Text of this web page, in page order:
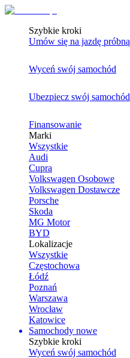
Szybkie kroki
Umów się na jazdę próbną
Wyceń swój samochód
Ubezpiecz swój samochód
Finansowanie
Marki
Wszystkie
Audi
Cupra
Volkswagen Osobowe
Volkswagen Dostawcze
Porsche
Skoda
MG Motor
BYD
Lokalizacje
Wszystkie
Częstochowa
Łódź
Poznań
Warszawa
Wrocław
Katowice
Samochody nowe
Szybkie kroki
Wyceń swój samochód